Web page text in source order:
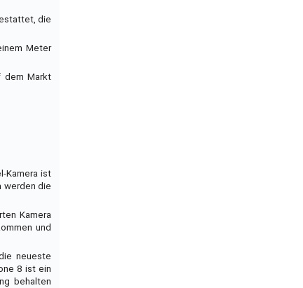
die
Meter
dem Markt
Kamera ist
werden die
Kamera
und
neueste
8 ist ein
behalten